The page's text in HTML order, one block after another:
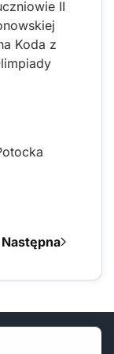
II
Koda z
Następna